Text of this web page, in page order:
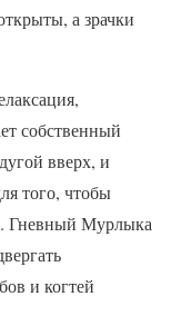
а зрачки
собственный
вверх, и
того, чтобы
Гневный Мурлыка
и когтей